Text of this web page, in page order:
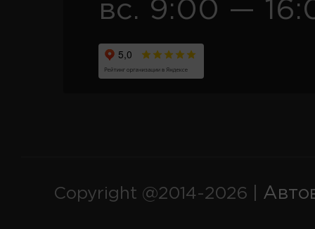
вс. 9:00 —
Copyright @2014-2026 |